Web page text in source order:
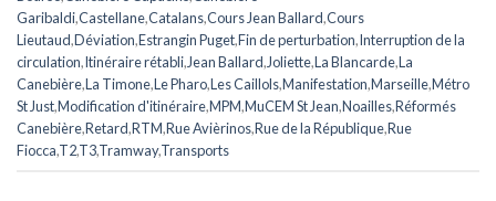
Garibaldi,Castellane,Catalans,Cours Jean Ballard,Cours
Lieutaud,Déviation,Estrangin Puget,Fin de perturbation,Interruption de la
circulation,Itinéraire rétabli,Jean Ballard,Joliette,La Blancarde,La
Canebière,La Timone,Le Pharo,Les Caillols,Manifestation,Marseille,Métro
St Just,Modification d'itinéraire,MPM,MuCEM St Jean,Noailles,Réformés
Canebière,Retard,RTM,Rue Avièrinos,Rue de la République,Rue
Fiocca,T2,T3,Tramway,Transports